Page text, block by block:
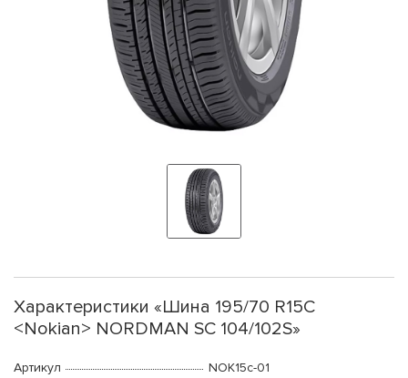
Характеристики «Шина 195/70 R15C
<Nokian> NORDMAN SC 104/102S»
Артикул
NOK15c-01